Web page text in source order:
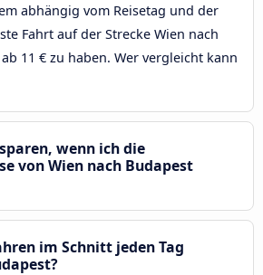
abhängig vom Reisetag und der
Fahrt auf der Strecke Wien nach
11 € zu haben. Wer vergleicht kann
wenn ich die
von Wien nach Budapest
im Schnitt jeden Tag